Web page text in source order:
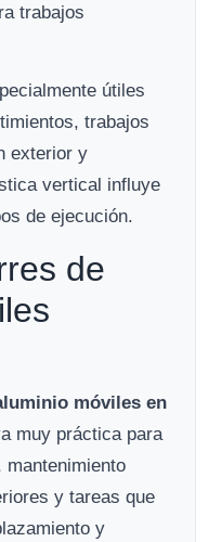
trabajos
útiles
trabajos
exterior y
vertical influye
de ejecución.
de
móviles en
muy práctica para
mantenimiento
y tareas que
y